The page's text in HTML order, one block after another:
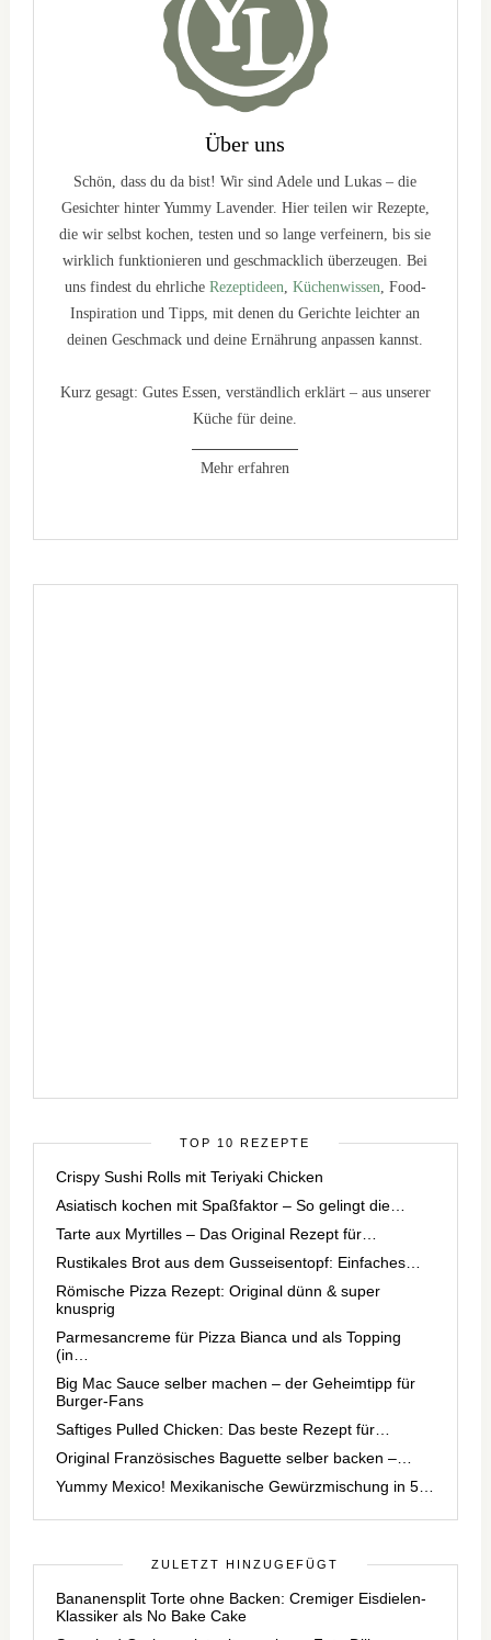
Über uns
Schön, dass du da bist! Wir sind Adele und Lukas – die
Gesichter hinter Yummy Lavender. Hier teilen wir Rezepte,
die wir selbst kochen, testen und so lange verfeinern, bis sie
wirklich funktionieren und geschmacklich überzeugen. Bei
uns findest du ehrliche Rezeptideen Küchenwissen , Food-
Inspiration und Tipps, mit denen du Gerichte leichter an
deinen Geschmack und deine Ernährung anpassen kannst.
Kurz gesagt: Gutes Essen, verständlich erklärt – aus unserer
Küche für deine.
Mehr erfahren
TOP 10 REZEPTE
Crispy Sushi Rolls mit Teriyaki Chicken
Asiatisch kochen mit Spaßfaktor – So gelingt die…
Tarte aux Myrtilles – Das Original Rezept für…
Rustikales Brot aus dem Gusseisentopf: Einfaches…
Römische Pizza Rezept: Original dünn & super
knusprig
Parmesancreme für Pizza Bianca und als Topping
(in…
Big Mac Sauce selber machen – der Geheimtipp für
Burger-Fans
Saftiges Pulled Chicken: Das beste Rezept für…
Original Französisches Baguette selber backen –…
Yummy Mexico! Mexikanische Gewürzmischung in 5…
ZULETZT HINZUGEFÜGT
Bananensplit Torte ohne Backen: Cremiger Eisdielen-
Klassiker als No Bake Cake